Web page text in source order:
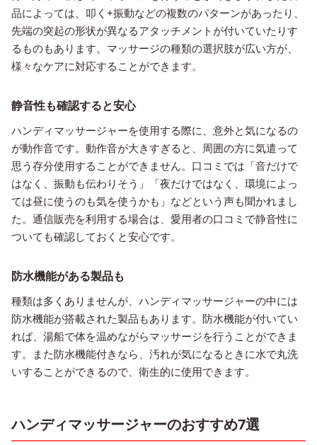
品によっては、叩く+振動などの複数のパターンがあったり、
先端の突起の形状が異なるアタッチメントが付いていたりす
るものもあります。マッサージの種類の選択肢が広い方が、
様々なケアに対応することができます。
静音性も確認すると安心
ハンディマッサージャーを使用する際に、意外と気になるの
が動作音です。動作音が大きすぎると、周囲の方に気遣って
思う存分使用することができません。口コミでは「音だけで
はなく、振動も伝わりそう」「夜だけではなく、環境によっ
ては昼に使うのも気を使うかも」などという声も聞かれまし
た。通信販売を利用する場合は、愛用者の口コミで静音性に
ついても確認しておくと安心です。
防水機能がある製品も
種類は多くありませんが、ハンディマッサージャーの中には
防水機能が搭載された製品もあります。防水機能が付いてい
れば、湯船で体を温めながらマッサージを行うことができま
す。また防水機能付きなら、汚れが気になるときに水で丸洗
いすることができるので、衛生的に使用できます。
ハンディマッサージャーのおすすめ7選